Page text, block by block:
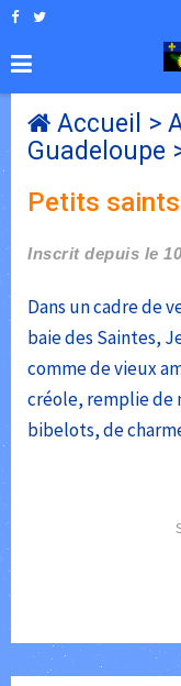
Accueil >
Guadeloupe
Petits
Inscrit depuis le
Dans un cadre de
baie des Saintes,
comme de vieux
créole, remplie de
bibelots, de